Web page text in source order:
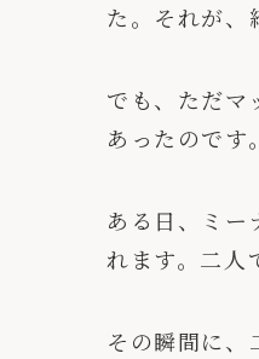
た。それが、
でも、ただマ
あったのです。
ある日、ミー
れます。二人
その瞬間に、